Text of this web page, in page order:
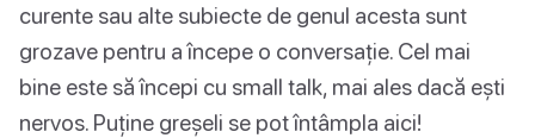
curente sau alte subiecte de genul acesta sunt
grozave pentru a începe o conversație. Cel mai
bine este să începi cu small talk, mai ales dacă ești
nervos. Puține greșeli se pot întâmpla aici!